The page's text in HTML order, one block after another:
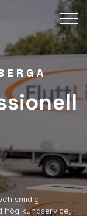
smidig
hög kundservice,